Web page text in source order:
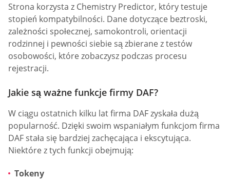
Strona korzysta z Chemistry Predictor, który testuje
stopień kompatybilności. Dane dotyczące beztroski,
zależności społecznej, samokontroli, orientacji
rodzinnej i pewności siebie są zbierane z testów
osobowości, które zobaczysz podczas procesu
rejestracji.
Jakie są ważne funkcje firmy DAF?
W ciągu ostatnich kilku lat firma DAF zyskała dużą
popularność. Dzięki swoim wspaniałym funkcjom firma
DAF stała się bardziej zachęcająca i ekscytująca.
Niektóre z tych funkcji obejmują:
Tokeny